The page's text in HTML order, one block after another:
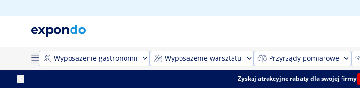
Wyposażenie gastronomii Wyposażenie warsztatu Przyrządy pomiarowe
Zyskaj atrakcyjne rabaty dla swojej firmy